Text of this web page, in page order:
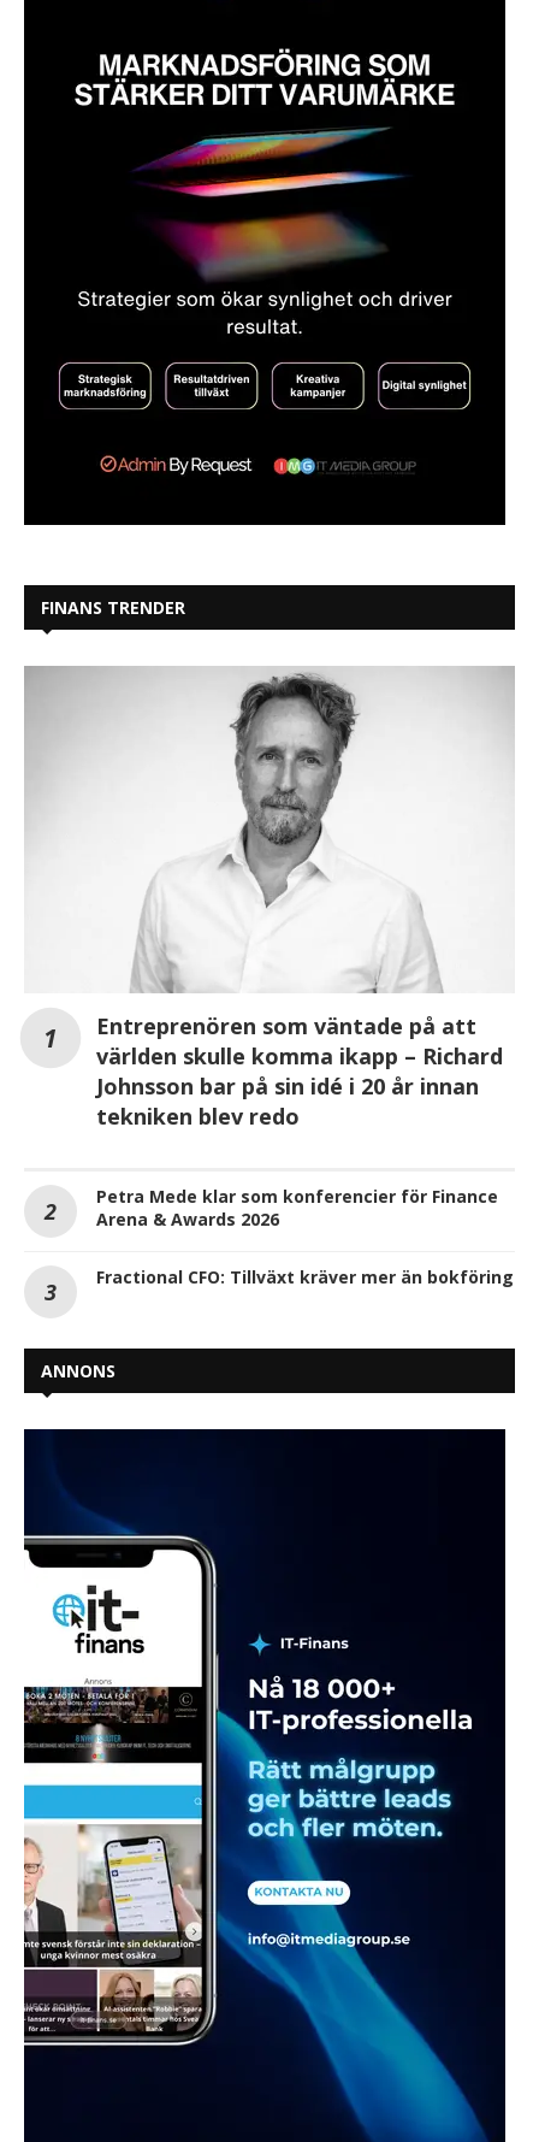
FINANS TRENDER
Entreprenören som väntade på att
världen skulle komma ikapp – Richard
Johnsson bar på sin idé i 20 år innan
tekniken blev redo
Petra Mede klar som konferencier för Finance
Arena & Awards 2026
Fractional CFO: Tillväxt kräver mer än bokföring
ANNONS